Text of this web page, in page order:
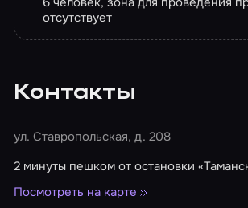
отсутствует
Контакты
ул. Ставропольская, д. 208
2 минуты пешком от остановки
Посмотреть на карте